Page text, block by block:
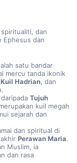
dan
Ephesus dan
satu bandar
mercu tanda ikonik
Kuil Hadrian
Tujuh
kuil megah
sejarah dan
dan spiritual di
Perawan Maria.
Muslim, ia
dan rasa